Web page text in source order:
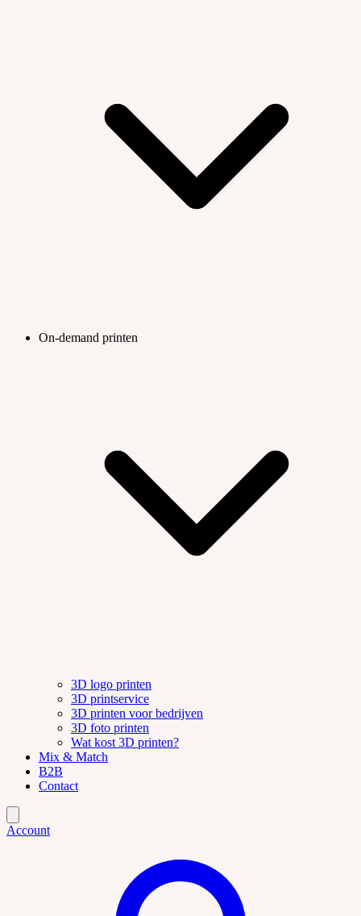
On-demand printen
3D logo printen
3D printservice
3D printen voor bedrijven
3D foto printen
Wat kost 3D printen?
Mix & Match
B2B
Contact
Account